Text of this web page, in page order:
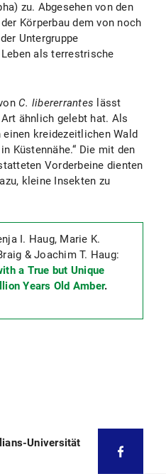
zu. Abgesehen von den
Körperbau dem von noch
Untergruppe
als terrestrische
C. libererrantes lässt
ähnlich gelebt hat. Als
kreidezeitlichen Wald
Küstennähe.“ Die mit den
Vorderbeine dienten
kleine Insekten zu
I. Haug, Marie K.
& Joachim T. Haug:
a True but Unique
Years Old Amber.
Universität